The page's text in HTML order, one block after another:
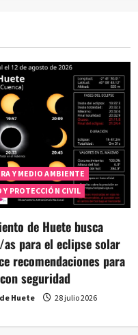
Y MEDIO AMBIENTE
Y PROTECCIÓN CIVIL
de Huete busca
para el eclipse solar
recomendaciones para
seguridad
Huete 28 julio 2026